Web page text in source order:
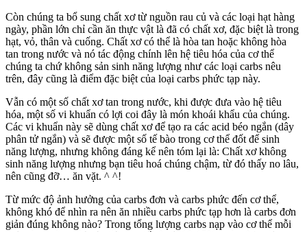
Còn chúng ta bổ sung chất xơ từ nguồn rau củ và các loại hạt hàng
ngày, phần lớn chỉ cần ăn thực vật là đã có chất xơ, đặc biệt là trong
hạt, vỏ, thân và cuống. Chất xơ có thể là hòa tan hoặc không hòa
tan trong nước và nó tác động chính lên hệ tiêu hóa của cơ thể
chúng ta chứ không sản sinh năng lượng như các loại carbs nêu
trên, đây cũng là điểm đặc biệt của loại carbs phức tạp này.
Vẫn có một số chất xơ tan trong nước, khi được đưa vào hệ tiêu
hóa, một số vi khuẩn có lợi coi đây là món khoái khẩu của chúng.
Các vi khuẩn này sẽ dùng chất xơ để tạo ra các acid béo ngắn (dây
phân tử ngắn) và sẽ được một số tế bào trong cơ thể đốt để sinh
năng lượng, nhưng không đáng kể nên tóm lại là: Chất xơ không
sinh năng lượng nhưng bạn tiêu hoá chúng chậm, từ đó thấy no lâu,
nên cũng đỡ… ăn vặt. ^ ^!
Từ mức độ ảnh hưởng của carbs đơn và carbs phức đến cơ thể,
không khó để nhìn ra nên ăn nhiều carbs phức tạp hơn là carbs đơn
giản đúng không nào? Trong tổng lượng carbs nạp vào cơ thể mỗi